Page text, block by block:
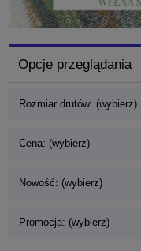
Opcje przeglądania
Rozmiar drutów: (wybierz)
Cena: (wybierz)
Nowość: (wybierz)
Promocja: (wybierz)